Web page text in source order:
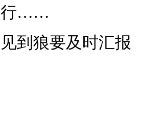
行……
见到狼要及时汇报